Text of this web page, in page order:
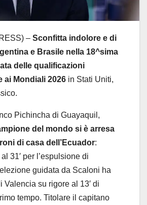
– Sconfitta indolore e di
e Brasile nella 18^sima
delle qualificazioni
ai Mondiali 2026 in Stati Uniti,
Pichincha di Guayaquil,
del mondo si è arresa
di casa dell’Ecuador:
31′ per l’espulsione di
guidata da Scaloni ha
Valencia su rigore al 13′ di
tempo. Titolare il capitano